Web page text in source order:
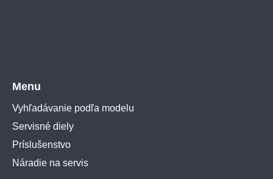
Menu
Vyhľadávanie podľa modelu
Servisné diely
Príslušenstvo
Náradie na servis